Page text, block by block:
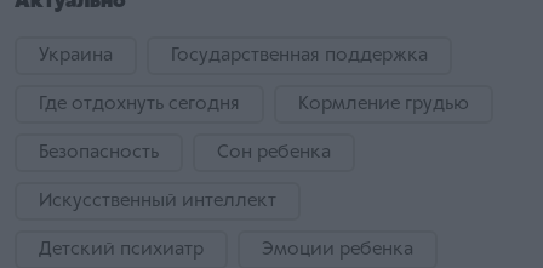
Украина Государственная поддержка
Где отдохнуть сегодня Кормление грудью
Безопасность Сон ребенка
Искусственный интеллект
Детский психиатр Эмоции ребенка